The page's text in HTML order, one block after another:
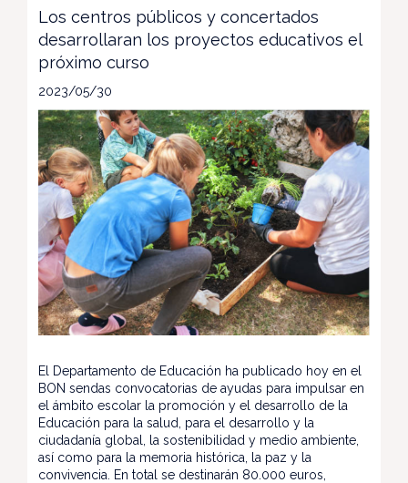
Los centros públicos y concertados
desarrollaran los proyectos educativos el
próximo curso
2023/05/30
El Departamento de Educación ha publicado hoy en el
BON sendas convocatorias de ayudas para impulsar en
el ámbito escolar la promoción y el desarrollo de la
Educación para la salud, para el desarrollo y la
ciudadanía global, la sostenibilidad y medio ambiente,
así como para la memoria histórica, la paz y la
convivencia. En total se destinarán 80.000 euros,